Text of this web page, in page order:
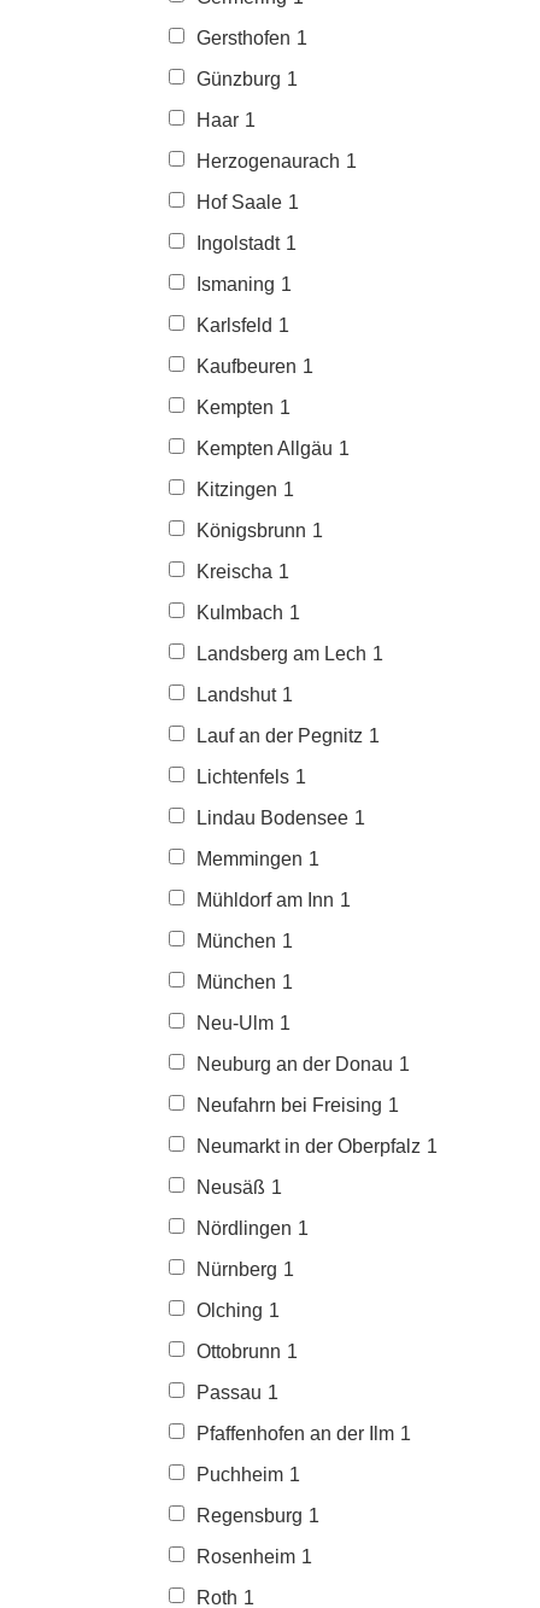
Gersthofen 1
Günzburg 1
Haar 1
Herzogenaurach 1
Hof Saale 1
Ingolstadt 1
Ismaning 1
Karlsfeld 1
Kaufbeuren 1
Kempten 1
Kempten Allgäu 1
Kitzingen 1
Königsbrunn 1
Kreischa 1
Kulmbach 1
Landsberg am Lech 1
Landshut 1
Lauf an der Pegnitz 1
Lichtenfels 1
Lindau Bodensee 1
Memmingen 1
Mühldorf am Inn 1
München 1
München 1
Neu-Ulm 1
Neuburg an der Donau 1
Neufahrn bei Freising 1
Neumarkt in der Oberpfalz 1
Neusäß 1
Nördlingen 1
Nürnberg 1
Olching 1
Ottobrunn 1
Passau 1
Pfaffenhofen an der Ilm 1
Puchheim 1
Regensburg 1
Rosenheim 1
Roth 1